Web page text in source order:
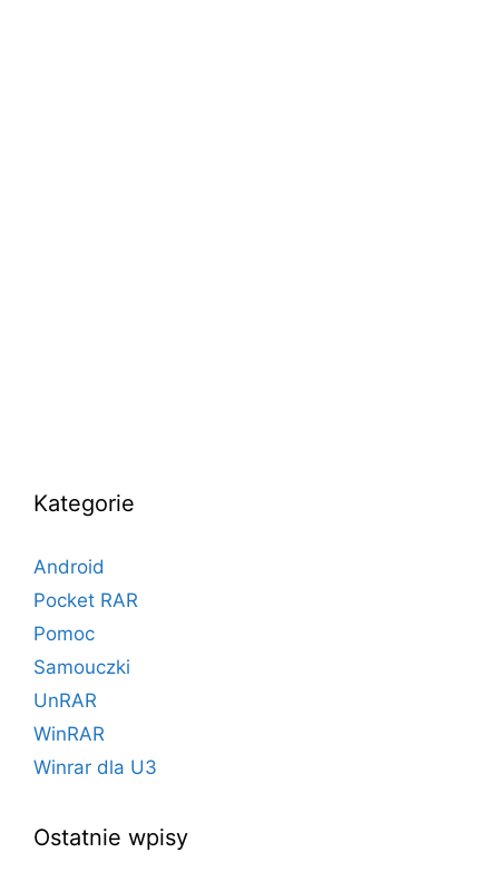
Kategorie
Android
Pocket RAR
Pomoc
Samouczki
UnRAR
WinRAR
Winrar dla U3
Ostatnie wpisy